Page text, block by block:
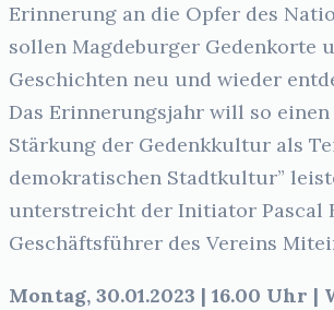
Erinnerung an die Opfer des
sollen Magdeburger Gedenkorte
Geschichten neu und wieder
Das Erinnerungsjahr will so einen
Stärkung der Gedenkkultur als
demokratischen Stadtkultur”
unterstreicht der Initiator Pascal
Geschäftsführer des Vereins
Montag, 30.01.2023 | 16.00 Uhr